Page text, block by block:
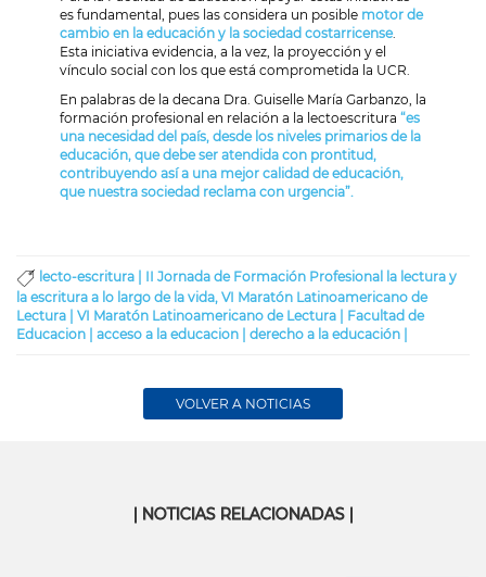
es fundamental, pues las considera un posible motor de
cambio en la educación y la sociedad costarricense.
Esta iniciativa evidencia, a la vez, la proyección y el
vínculo social con los que está comprometida la UCR.
En palabras de la decana Dra. Guiselle María Garbanzo, la
formación profesional en relación a la lectoescritura “es
una necesidad del país, desde los niveles primarios de la
educación, que debe ser atendida con prontitud,
contribuyendo así a una mejor calidad de educación,
que nuestra sociedad reclama con urgencia”.
lecto-escritura | II Jornada de Formación Profesional la lectura y
la escritura a lo largo de la vida, VI Maratón Latinoamericano de
Lectura | VI Maratón Latinoamericano de Lectura | Facultad de
Educacion | acceso a la educacion | derecho a la educación |
VOLVER A NOTICIAS
| NOTICIAS RELACIONADAS |